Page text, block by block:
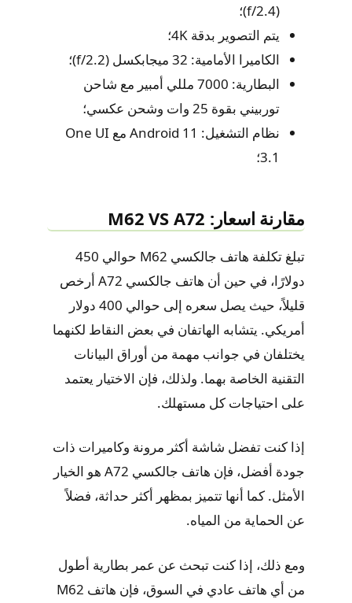
(f/2.4)؛
يتم التصوير بدقة 4K؛
الكاميرا الأمامية: 32 ميجابكسل (f/2.2)؛
البطارية: 7000 مللي أمبير مع شاحن
توربيني بقوة 25 وات وشحن عكسي؛
نظام التشغيل: Android 11 مع One UI
3.1؛
مقارنة اسعار: M62 VS A72
تبلغ تكلفة هاتف جالكسي M62 حوالي 450
دولارًا، في حين أن هاتف جالكسي A72 أرخص
قليلاً، حيث يصل سعره إلى حوالي 400 دولار
أمريكي. يتشابه الهاتفان في بعض النقاط لكنهما
يختلفان في جوانب مهمة من أوراق البيانات
التقنية الخاصة بهما. ولذلك، فإن الاختيار يعتمد
على احتياجات كل مستهلك.
إذا كنت تفضل شاشة أكثر مرونة وكاميرات ذات
جودة أفضل، فإن هاتف جالكسي A72 هو الخيار
الأمثل. كما أنها تتميز بمظهر أكثر حداثة، فضلاً
عن الحماية من المياه.
ومع ذلك، إذا كنت تبحث عن عمر بطارية أطول
من أي هاتف عادي في السوق، فإن هاتف M62